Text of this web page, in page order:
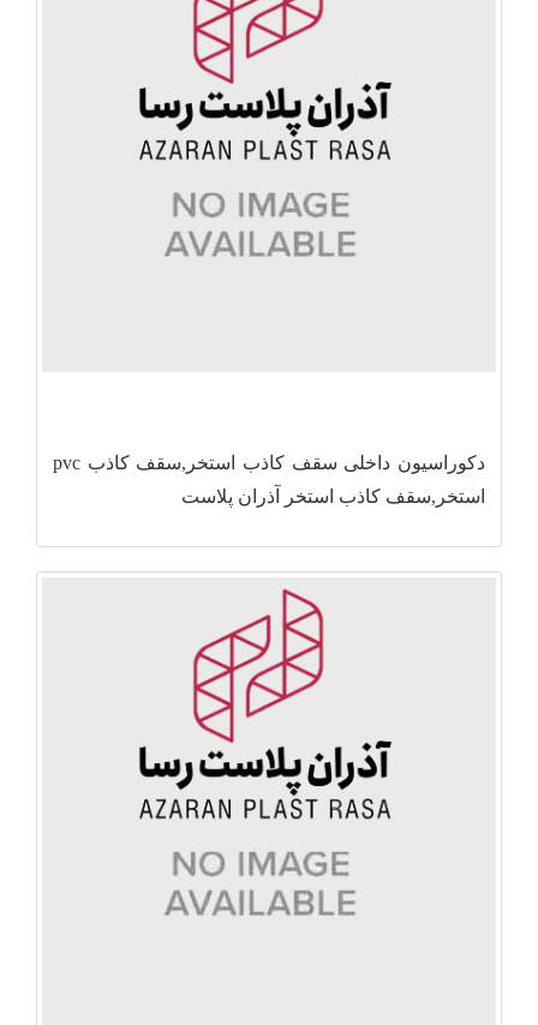
دکوراسیون داخلی سقف کاذب استخر,سقف کاذب pvc
استخر,سقف کاذب استخر آذران پلاست